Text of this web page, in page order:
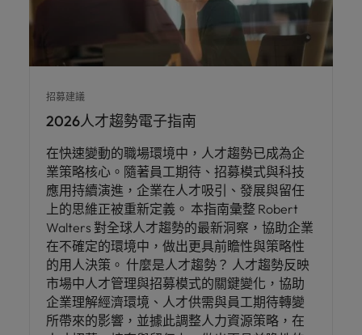
招募建議
2026人才趨勢電子指南
在快速變動的職場環境中，人才趨勢已成為企
業策略核心。隨著員工期待、招募模式與科技
應用持續演進，企業在人才吸引、發展與留任
上的思維正被重新定義。 本指南彙整 Robert
Walters 對全球人才趨勢的最新洞察，協助企業
在不確定的環境中，做出更具前瞻性與策略性
的用人決策。 什麼是人才趨勢？ 人才趨勢反映
市場中人才管理與招募模式的關鍵變化，協助
企業理解經濟環境、人才供需與員工期待轉變
所帶來的影響，並據此調整人力資源策略，在